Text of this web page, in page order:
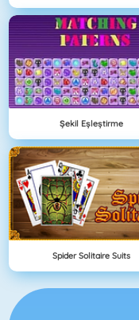
Şekil Eşleştirme
Spider Solitaire Suits